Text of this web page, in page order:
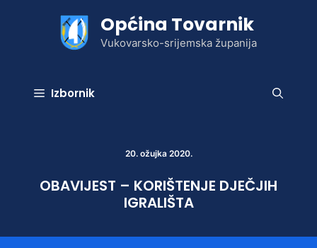
Općina Tovarnik
Vukovarsko-srijemska županija
Izbornik
20. ožujka 2020.
OBAVIJEST – KORIŠTENJE DJEČJIH
IGRALIŠTA